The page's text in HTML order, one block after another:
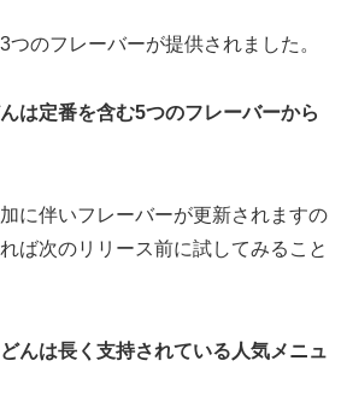
のフレーバーが提供されました。
は定番を含む5つのフレーバーから
に伴いフレーバーが更新されますの
ば次のリリース前に試してみること
んは長く支持されている人気メニュ